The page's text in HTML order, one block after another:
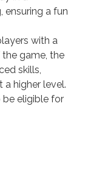
a fun
with a
game, the
skills,
higher level.
eligible for